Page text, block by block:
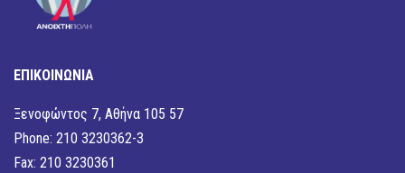
ΕΠΙΚΟΙΝΩΝΙΑ
Ξενοφώντος 7, Αθήνα 105 57
Phone: 210 3230362-3
Fax: 210 3230361